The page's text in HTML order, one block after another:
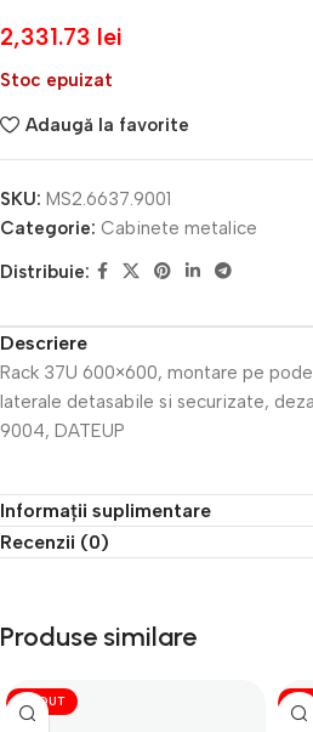
2,331.73 lei
Stoc epuizat
Adaugă la favorite
SKU: MS2.6637.9001
Categorie: Cabinete metalice
Distribuie:
Descriere
Rack 37U 600×600, montare pe
laterale detasabile si securizate,
9004, DATEUP
Informații suplimentare
Recenzii (0)
Produse similare
VÎNDUT